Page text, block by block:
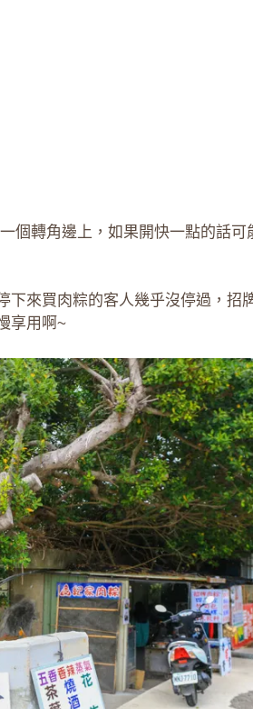
個轉角邊上，如果開快一點的話可
下來買肉粽的客人幾乎沒停過，招
享用啊~